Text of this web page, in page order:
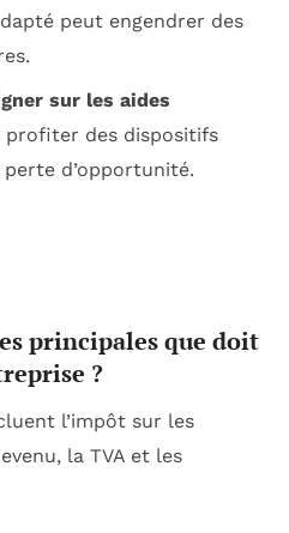
peut engendrer des
sur les aides
profiter des dispositifs
d’opportunité.
principales que doit
?
l’impôt sur les
la TVA et les